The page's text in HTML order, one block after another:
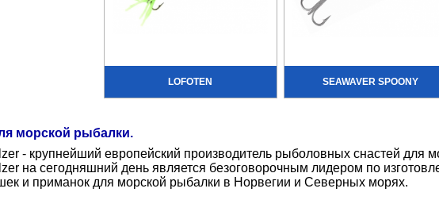
LOFOTEN SEAWAVER SPOONY
морской рыбалки.
- крупнейший европейский производитель рыболовных снастей для
на сегодняшний день является безоговорочным лидером по
и приманок для морской рыбалки в Норвегии и Северных морях.